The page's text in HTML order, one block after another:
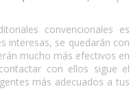
convencionales es
interesas, se quedarán con
mucho más efectivos en
con ellos sigue el
más adecuados a tus